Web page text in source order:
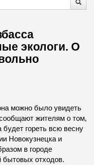
экологи. О
можно было увидеть
жителям о том,
будет гореть всю весну
Новокузнецка и
в городе
бытовых отходов.